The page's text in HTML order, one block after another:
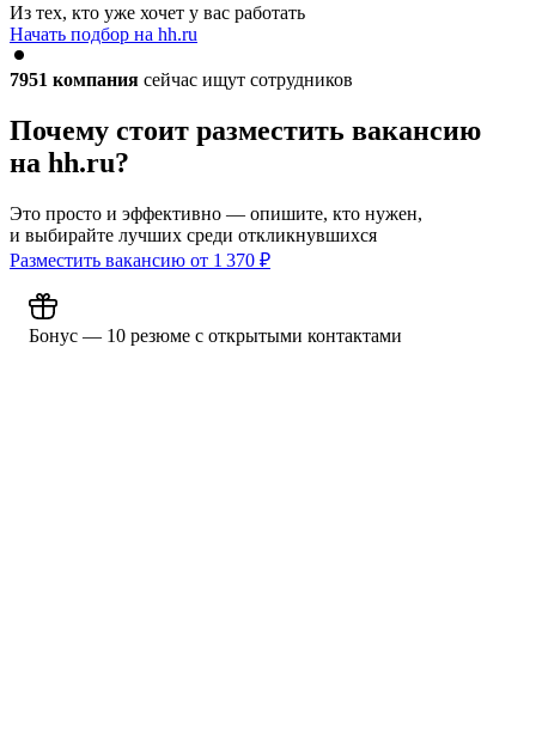
Из тех, кто уже хочет у вас работать
Начать подбор на hh.ru
7951 компания сейчас ищут сотрудников
Почему стоит разместить вакансию
на hh.ru?
Это просто и эффективно — опишите, кто нужен,
и выбирайте лучших среди откликнувшихся
Разместить вакансию от 1 370 ₽
Бонус — 10 резюме с открытыми контактами